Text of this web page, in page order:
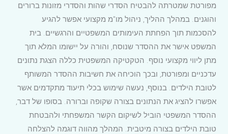
מפורטת שמטרתה להבטיח הסדרי שהות והסדרי מזונות ברורים
והוגנים. במהלך ההליך, ניהול מו"מ מקצועי אפשר להגיע
להסכמות תוך הפחתת העימותים המשפטיים והרגשיים. בית
המשפט אישר את ההסדר שנוסח, והורה על יישומו המלא תוך
מתן ליווי מקצועי נוסף. הטקטיקה המשפטית כללה הצגת נתונים
עדכניים ומפורטת, ובכך הוכיחה את חשיבות ההסדר המשותף
לטובת הילדים. בנוסף, נעשה שימוש בכלי תיעוד מתקדמים אשר
אפשרו להציג את הנתונים בצורה שקופה וברורה. בסופו של דבר,
ההסדר המשפטי הוביל לשיקום הקשר המשפחתי ולהבטחת
טובת הילדים בצורה מיטבית. המהלך מהווה דוגמה להצלחה